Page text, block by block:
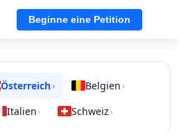
Beginne eine Petition
Österreich› Belgien ›
Italien › Schweiz ›